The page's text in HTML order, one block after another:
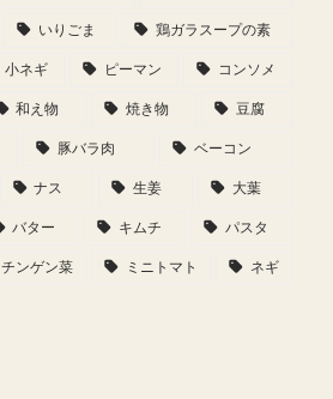
いりごま 鶏ガラスープの素
小ネギ ピーマン コンソメ
和え物 焼き物 豆腐
豚バラ肉 ベーコン
ナス 生姜 大葉
バター キムチ パスタ
チンゲン菜 ミニトマト ネギ